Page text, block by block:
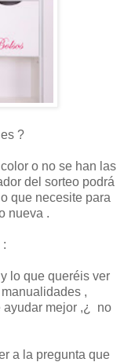
?
o no se han las
del sorteo podrá
que necesite para
nueva .
:
lo que queréis ver
,
ayudar mejor ,¿ no
a la pregunta que